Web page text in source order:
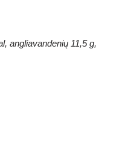
angliavandenių 11,5 g,